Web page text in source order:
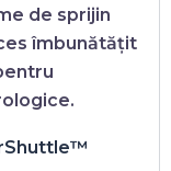
de sprijin
îmbunătățit